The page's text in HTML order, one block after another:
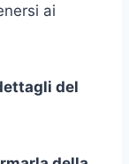
ai
del